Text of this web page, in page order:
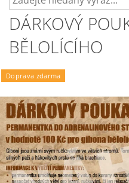
DÁRKOVÝ
BĚLOLÍCÍHO
Doprava zdarma